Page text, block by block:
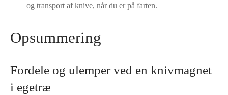
og transport af knive, når du er på farten.
Opsummering
Fordele og ulemper ved en knivmagnet
i egetræ